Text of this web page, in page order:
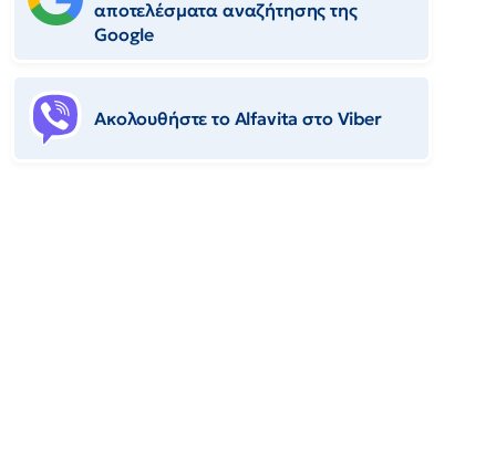
αποτελέσματα αναζήτησης της
Google
Ακολουθήστε το Αlfavita στο Viber